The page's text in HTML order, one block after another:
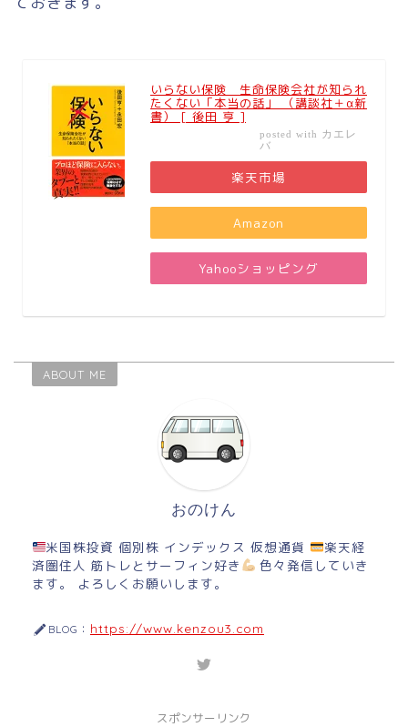
いらない保険 生命保険会社が知られ
たくない「本当の話」 （講談社＋α新
書） [ 後田 亨 ]
posted with カエレ
バ
楽天市場
Amazon
Yahooショッピング
ABOUT ME
おのけん
米国株投資 個別株 インデックス 仮想通貨
楽天経
済圏住人 筋トレとサーフィン好き
色々発信していき
ます。 よろしくお願いします。
BLOG： https://www.kenzou3.com
スポンサーリンク